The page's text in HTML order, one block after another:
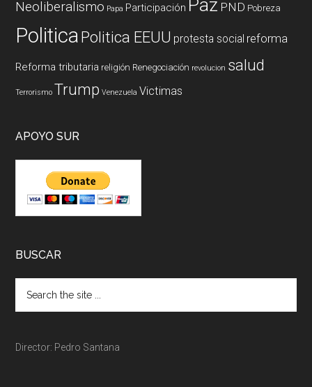
Neoliberalismo Papa Participación Paz PND Pobreza
PoliticaPolitica EEUU protesta social reforma
Reforma tributaria religión Renegociación revolucion salud
Terrorismo Trump Venezuela Victimas
APOYO SUR
BUSCAR
Director: Pedro Santana